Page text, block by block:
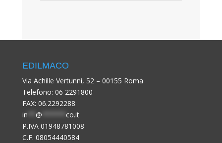
EDILMACO
Via Achille Vertunni, 52 – 00155 Roma
Telefono: 06 2291800
FAX: 06.2292288
in
@
co.it
P.IVA 01948781008
C.F. 08054440584